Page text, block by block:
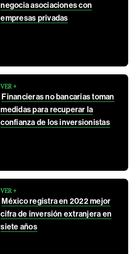
negocia asociaciones con
empresas privadas
VER +
Financieras no bancarias toman
medidas para recuperar la
confianza de los inversionistas
VER +
México registra en 2022 mejor
cifra de inversión extranjera en
siete años